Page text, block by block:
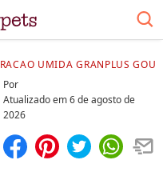
RACAO UMIDA GRANPLUS
Por
Atualizado em6 de agosto de
2026